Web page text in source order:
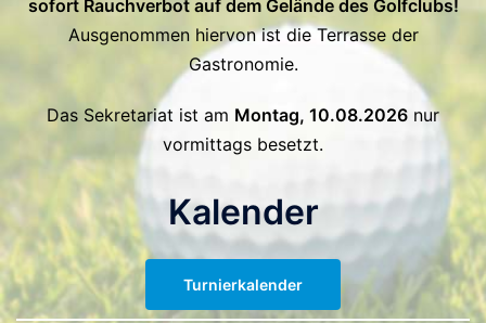
sofort Rauchverbot auf dem Gelände des Golfclubs!
Ausgenommen hiervon ist die Terrasse der
Gastronomie.
Das Sekretariat ist am Montag, 10.08.2026 nur
vormittags besetzt.
Kalender
Turnierkalender